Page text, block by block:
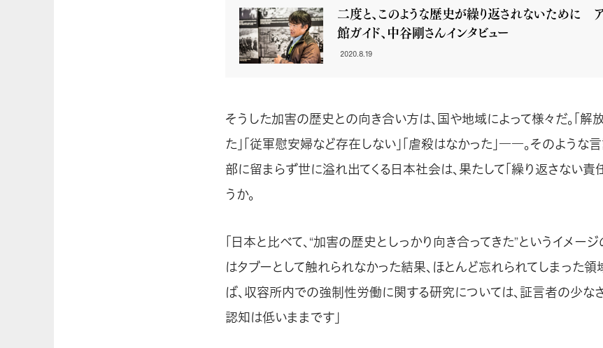
二度と、このような歴史が繰り返されないために
館ガイド、中谷剛さんインタビュー
2020.8.19
そうした加害の歴史との向き合い方は、国や地域によって様々だ。「解
た」「従軍慰安婦など存在しない」「虐殺はなかった」――。そのような
部に留まらず世に溢れ出てくる日本社会は、果たして「繰り返さない責
うか。
「日本と比べて、“加害の歴史としっかり向き合ってきた”というイメー
はタブーとして触れられなかった結果、ほとんど忘れられてしまった領
ば、収容所内での強制性労働に関する研究については、証言者の少な
認知は低いままです」